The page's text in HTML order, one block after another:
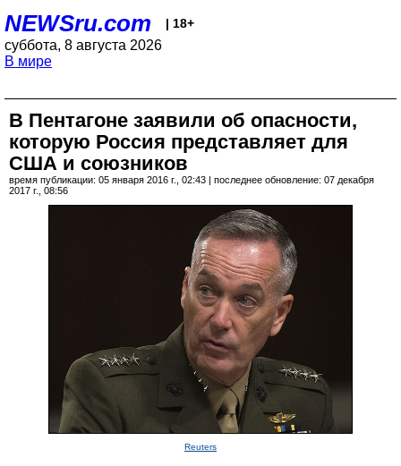
NEWSru.com | 18+
суббота, 8 августа 2026
В мире
В Пентагоне заявили об опасности,
которую Россия представляет для
США и союзников
время публикации: 05 января 2016 г., 02:43 | последнее обновление: 07 декабря
2017 г., 08:56
Reuters